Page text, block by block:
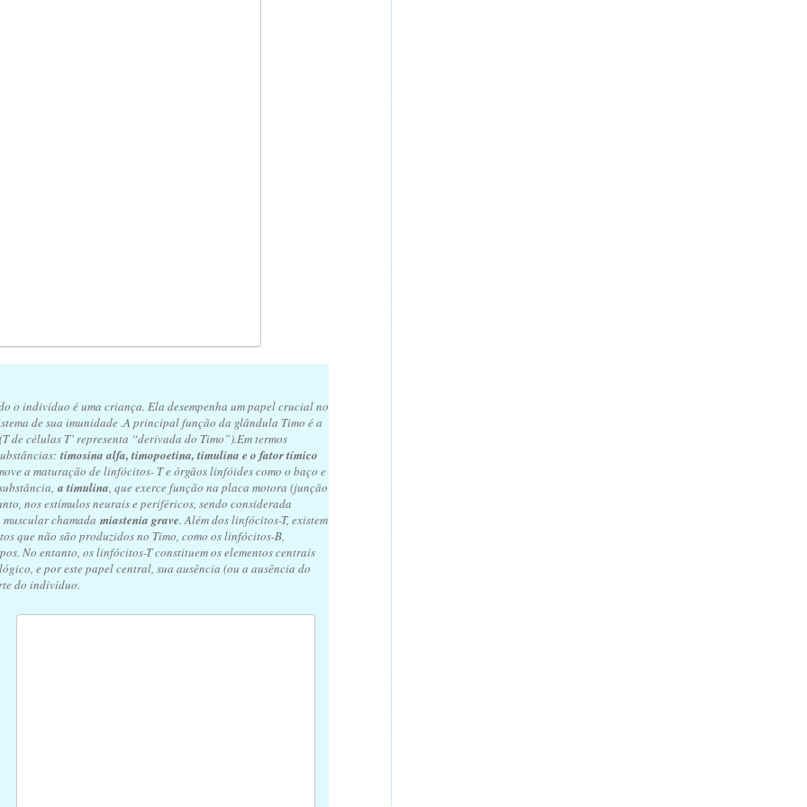
o indivíduo é uma criança. Ela desempenha um papel crucial no
de sua imunidade .A principal função da glândula Timo é a
de células T’ representa “derivada do Timo”).Em termos
timosina alfa, timopoetina, timulina e o fator tímico
a maturação de linfócitos- T e órgãos linfóides como o baço e
a timulina , que exerce função na placa motora (junção
nos estímulos neurais e periféricos, sendo considerada
chamada miastenia grave. Além dos linfócitos-T, existem
que não são produzidos no Timo, como os linfócitos-B,
No entanto, os linfócitos-T constituem os elementos centrais
e por este papel central, sua ausência (ou a ausência do
do indivíduo.